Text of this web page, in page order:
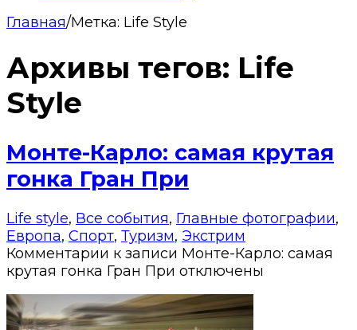
Главная/Метка: Life Style
Архивы тегов: Life
Style
Монте-Карло: самая крутая
гонка Гран При
Life style, Все события, Главные фотографии,
Европа, Спорт, Туризм, Экстрим
Комментарии к записи Монте-Карло: самая
крутая гонка Гран При отключены